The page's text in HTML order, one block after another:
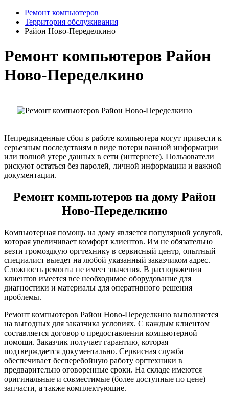
Ремонт компьютеров
Территория обслуживания
Район Ново-Переделкино
Ремонт компьютеров Район
Ново-Переделкино
Непредвиденные сбои в работе компьютера могут привести к
серьезным последствиям в виде потери важной информации
или полной утере данных в сети (интернете). Пользователи
рискуют остаться без паролей, личной информации и важной
документации.
Ремонт компьютеров на дому Район
Ново-Переделкино
Компьютерная помощь на дому является популярной услугой,
которая увеличивает комфорт клиентов. Им не обязательно
везти громоздкую оргтехнику в сервисный центр, опытный
специалист выедет на любой указанный заказчиком адрес.
Сложность ремонта не имеет значения. В распоряжении
клиентов имеется все необходимое оборудование для
диагностики и материалы для оперативного решения
проблемы.
Ремонт компьютеров Район Ново-Переделкино выполняется
на выгодных для заказчика условиях. С каждым клиентом
составляется договор о предоставлении компьютерной
помощи. Заказчик получает гарантию, которая
подтверждается документально. Сервисная служба
обеспечивает бесперебойную работу оргтехники в
предварительно оговоренные сроки. На складе имеются
оригинальные и совместимые (более доступные по цене)
запчасти, а также комплектующие.